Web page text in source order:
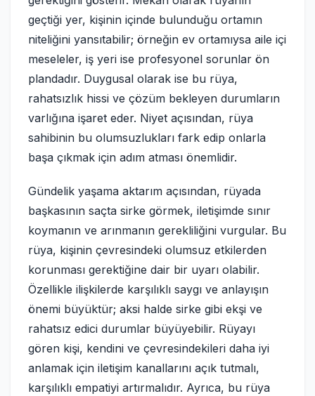
geçtiği yer, kişinin içinde bulunduğu ortamın
niteliğini yansıtabilir; örneğin ev ortamıysa aile içi
meseleler, iş yeri ise profesyonel sorunlar ön
plandadır. Duygusal olarak ise bu rüya,
rahatsızlık hissi ve çözüm bekleyen durumların
varlığına işaret eder. Niyet açısından, rüya
sahibinin bu olumsuzlukları fark edip onlarla
başa çıkmak için adım atması önemlidir.
Gündelik yaşama aktarım açısından, rüyada
başkasının saçta sirke görmek, iletişimde sınır
koymanın ve arınmanın gerekliliğini vurgular. Bu
rüya, kişinin çevresindeki olumsuz etkilerden
korunması gerektiğine dair bir uyarı olabilir.
Özellikle ilişkilerde karşılıklı saygı ve anlayışın
önemi büyüktür; aksi halde sirke gibi ekşi ve
rahatsız edici durumlar büyüyebilir. Rüyayı
gören kişi, kendini ve çevresindekileri daha iyi
anlamak için iletişim kanallarını açık tutmalı,
karşılıklı empatiyi artırmalıdır. Ayrıca, bu rüya